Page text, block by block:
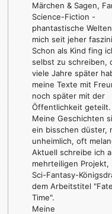
Märchen & Sagen,
Science-Fiction -
phantastische
mich seit jeher
Schon als Kind fing
selbst zu schreiben,
viele Jahre später
meine Texte mit
noch später mit der
Öffentlichkeit geteilt.
Meine Geschichten
ein bisschen düster,
unheimlich, oft
Aktuell schreibe ich
mehrteiligen Projekt,
Sci-Fantasy-
dem Arbeitstitel
Time".
Meine